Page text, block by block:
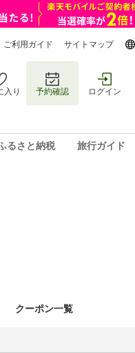
ご利用ガイド サイトマップ
入り 予約確認 ログイン
るさと納税 旅行ガイド
クーポン一覧